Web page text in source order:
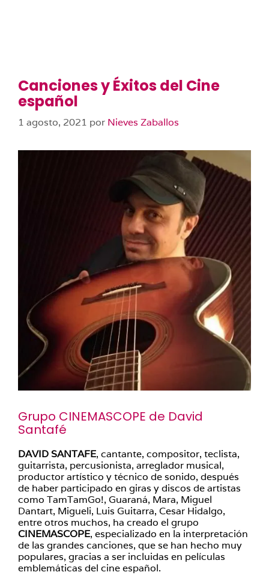
Canciones y Éxitos del Cine
español
1 agosto, 2021 por Nieves Zaballos
Grupo CINEMASCOPE de David
Santafé
DAVID SANTAFE, cantante, compositor, teclista,
guitarrista, percusionista, arreglador musical,
productor artístico y técnico de sonido, después
de haber participado en giras y discos de artistas
como TamTamGo!, Guaraná, Mara, Miguel
Dantart, Migueli, Luis Guitarra, Cesar Hidalgo,
entre otros muchos, ha creado el grupo
CINEMASCOPE, especializado en la interpretación
de las grandes canciones, que se han hecho muy
populares, gracias a ser incluidas en películas
emblemáticas del cine español.